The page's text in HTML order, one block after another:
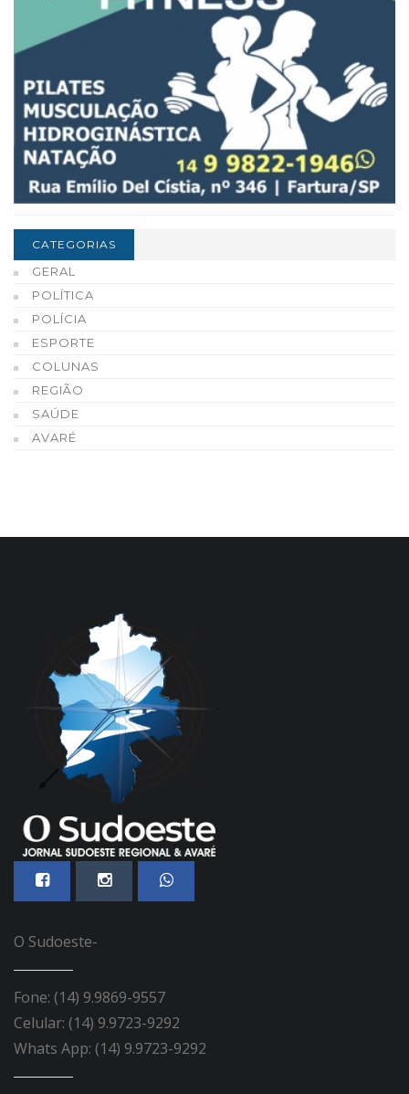
CATEGORIAS
GERAL
POLÍTICA
POLÍCIA
ESPORTE
COLUNAS
REGIÃO
SAÚDE
AVARÉ
O Sudoeste-
Fone: (14) 9.9869-9557
Celular: (14) 9.9723-9292
Whats App: (14) 9.9723-9292